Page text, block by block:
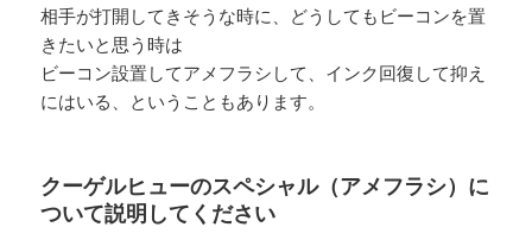
相手が打開してきそうな時に、どうしてもビーコンを置
きたいと思う時は
ビーコン設置してアメフラシして、インク回復して抑え
にはいる、ということもあります。
クーゲルヒューのスペシャル（アメフラシ）に
ついて説明してください